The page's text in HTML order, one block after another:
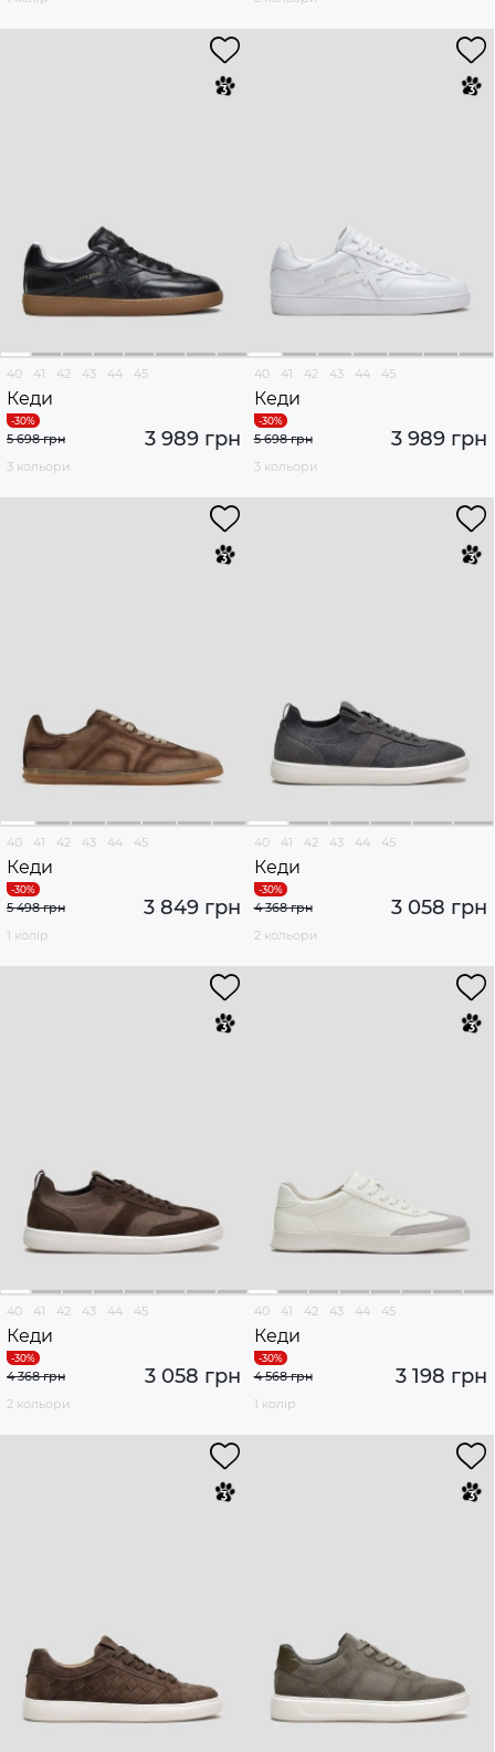
40 41 42 43 44 45
Кеди
3 989 грн
5 698 грн
3 кольори
40 41 42 43 44 45
Кеди
3 989 грн
5 698 грн
3 кольори
40 41 42 43 44 45
Кеди
3 849 грн
5 498 грн
1 колір
40 41 42 43 44 45
Кеди
3 058 грн
4 368 грн
2 кольори
40 41 42 43 44 45
Кеди
3 058 грн
4 368 грн
2 кольори
40 41 42 43 44 45
Кеди
3 198 грн
4 568 грн
1 колір